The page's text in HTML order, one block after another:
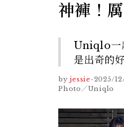
神褲！
Uniqlo一
是出奇的
by jessie-2025/
Photo／Uniqlo